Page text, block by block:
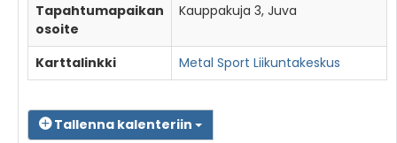
Tapahtumapaikan
osoite
Kauppakuja 3, Juva
Karttalinkki Metal Sport Liikuntakeskus
Tallenna kalenteriin